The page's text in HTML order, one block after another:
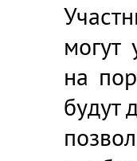
могут
на
будут